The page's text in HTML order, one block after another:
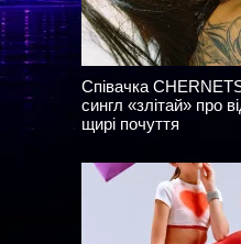
Співачка
сингл «злітай» про
щирі почуття